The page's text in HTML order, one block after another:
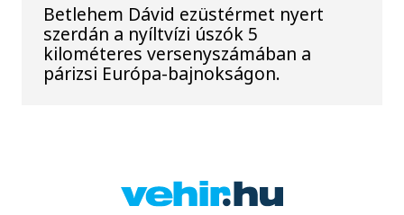
Betlehem Dávid ezüstérmet nyert
szerdán a nyíltvízi úszók 5
kilométeres versenyszámában a
párizsi Európa-bajnokságon.